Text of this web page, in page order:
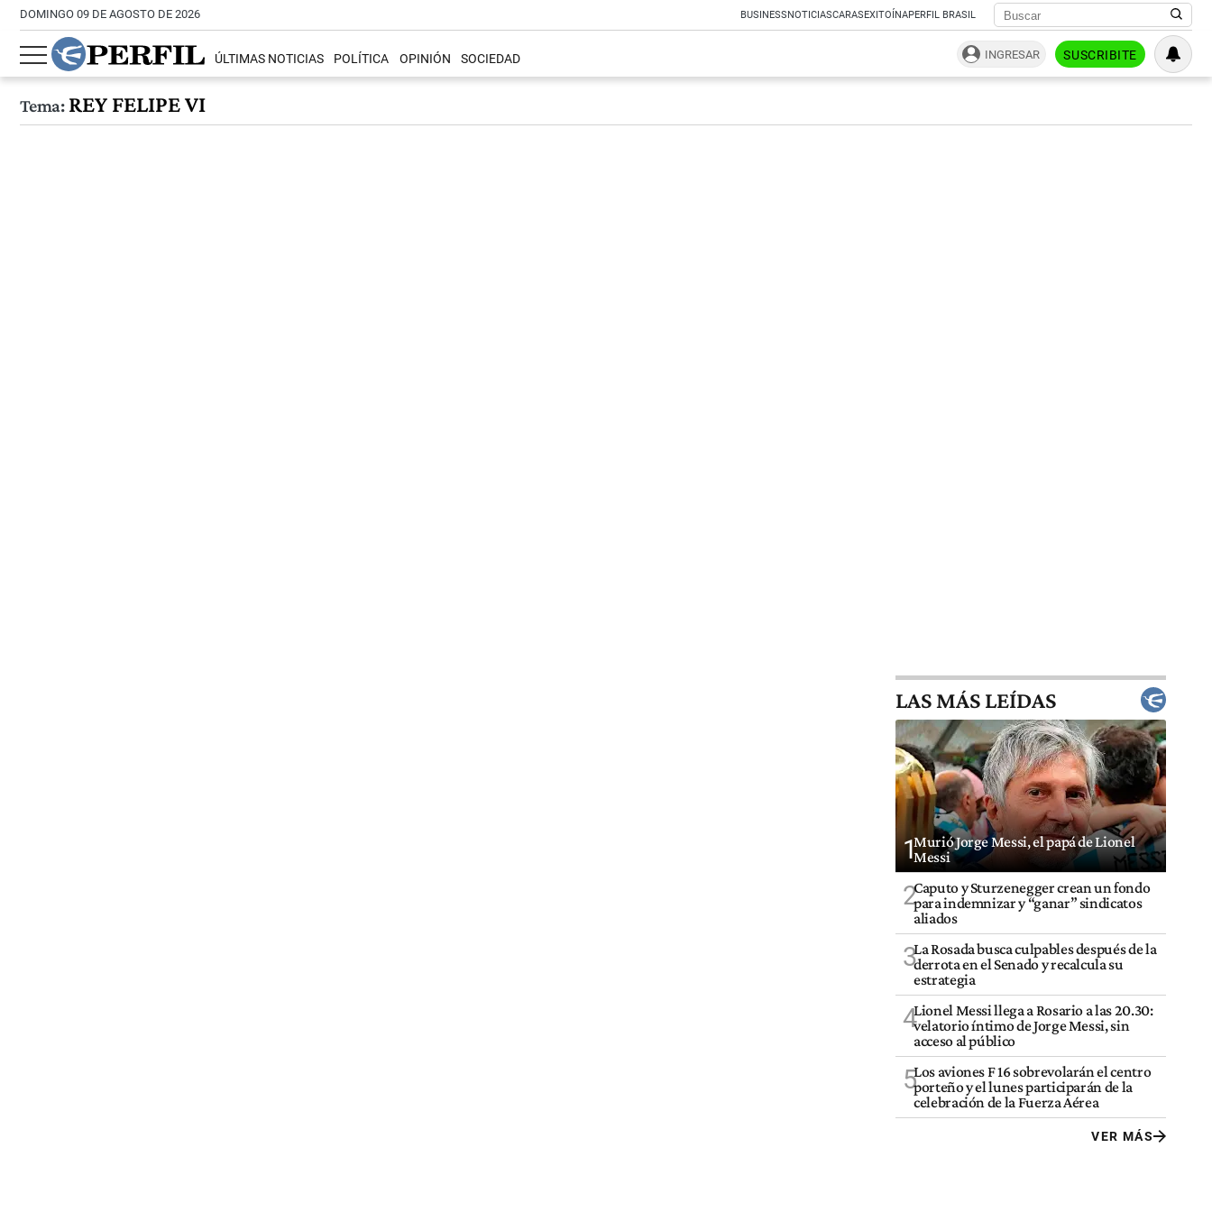
DOMINGO 09 DE AGOSTO DE 2026 BUSINESSNOTICIASCARASEXITOÍNAPERFIL BRASIL
ÚLTIMAS NOTICIAS POLÍTICA OPINIÓN SOCIEDAD INGRESAR SUSCRIBITE
Tema:REY FELIPE VI
LAS MÁS LEÍDAS
1Murió Jorge Messi, el papá de Lionel
Messi
2Caputo y Sturzenegger crean un fondo
para indemnizar y “ganar” sindicatos
aliados
3La Rosada busca culpables después de la
derrota en el Senado y recalcula su
estrategia
4Lionel Messi llega a Rosario a las 20.30:
velatorio íntimo de Jorge Messi, sin
acceso al público
5Los aviones F 16 sobrevolarán el centro
porteño y el lunes participarán de la
celebración de la Fuerza Aérea
VER MÁS